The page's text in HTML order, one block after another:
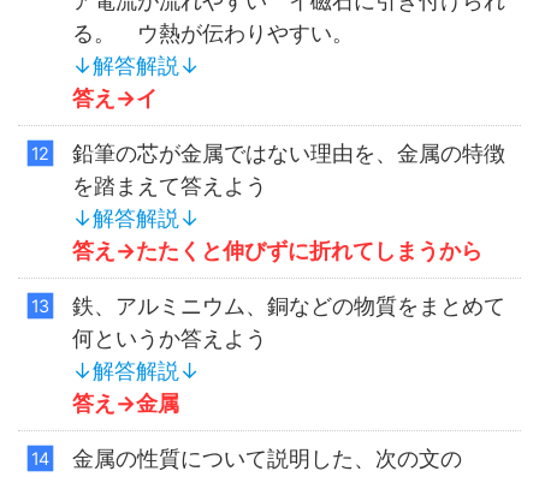
る。 ウ熱が伝わりやすい。
↓解答解説↓
答え→イ
鉛筆の芯が金属ではない理由を、金属の特徴
を踏まえて答えよう
↓解答解説↓
答え→たたくと伸びずに折れてしまうから
鉄、アルミニウム、銅などの物質をまとめて
何というか答えよう
↓解答解説↓
答え→金属
金属の性質について説明した、次の文の